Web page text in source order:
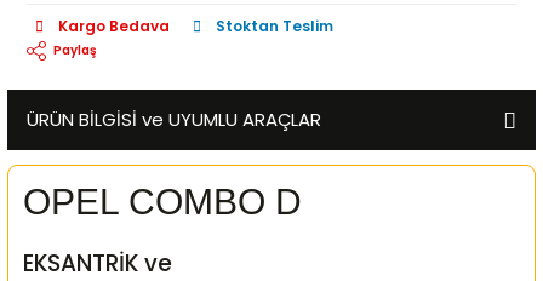
Kargo Bedava Stoktan Teslim
Paylaş
ÜRÜN BİLGİSİ ve UYUMLU ARAÇLAR
OPEL COMBO D
EKSANTRİK ve